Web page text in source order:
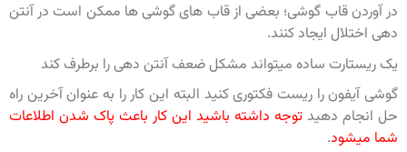
در آوردن قاب گوشی؛ بعضی از قاب های گوشی ها ممکن است در آنتن
دهی اختلال ایجاد کنند.
یک ریستارت ساده میتواند مشکل ضعف آنتن دهی را برطرف کند
گوشی آیفون را ریست فکتوری کنید البته این کار را به عنوان آخرین راه
حل انجام دهید توجه داشته باشید این کار باعث پاک شدن اطلاعات
شما میشود.